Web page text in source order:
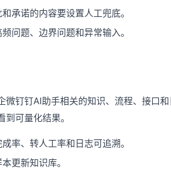
承诺的内容要设置人工兜底。
问题、边界问题和异常输入。
微钉钉AI助手相关的知识、流程、接口
可量化结果。
率、转人工率和日志可追溯。
更新知识库。